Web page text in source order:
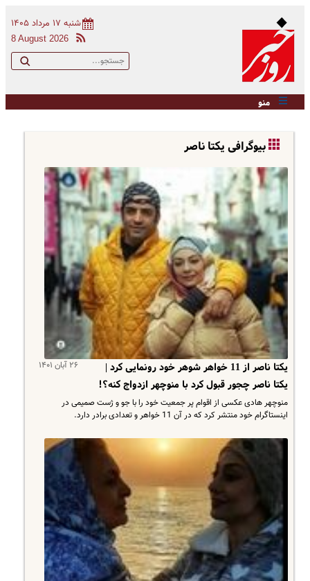
شنبه ۱۷ مرداد ۱۴۰۵
8 August 2026
منو
بیوگرافی یکتا ناصر
۲۶ آبان ۱۴۰۱
یکتا ناصر از 11 خواهر شوهر خود رونمایی کرد |
یکتا ناصر چجور قبول کرد با منوچهر ازدواج کنه؟!
منوچهر هادی عکسی از اقوام پر جمعیت خود را با جو و ژست صمیمی در
اینستاگرام خود منتشر کرد که در آن 11 خواهر و تعدادی برادر دارد.